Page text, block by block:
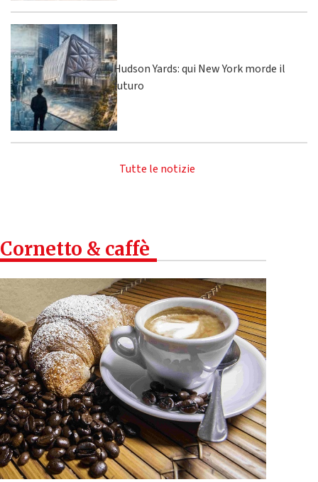
Hudson Yards: qui New York morde il
futuro
Tutte le notizie
Cornetto & caffè